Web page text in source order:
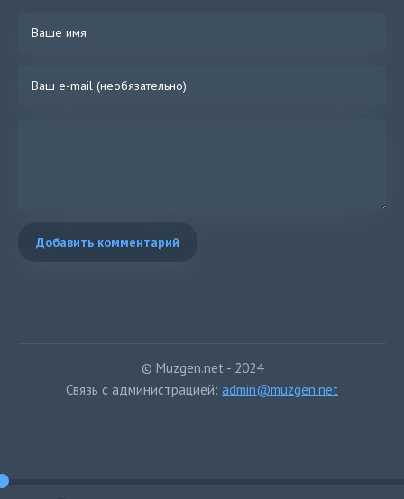
Добавить комментарий
© Muzgen.net - 2024
Связь с администрацией: admin@muzgen.net